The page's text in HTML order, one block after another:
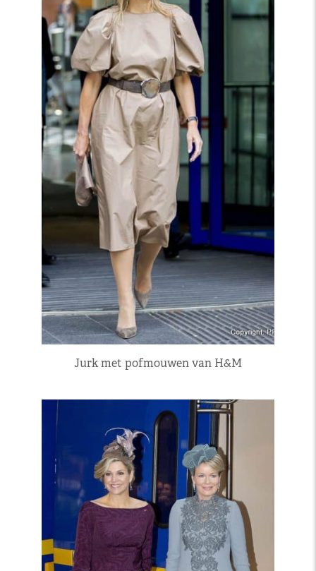
Jurk met pofmouwen van H&M